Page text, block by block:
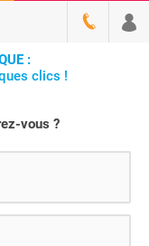
:
clics !
vous ?